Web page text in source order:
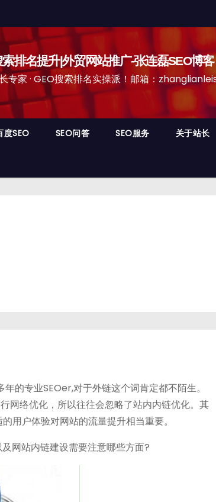
排名提升|外贸网站推广-张连磊SEO博客
专家 · GEO搜索排名实操派！邮箱：
度SEO SEO问答 SEO服务 关于站长
的专业SEOer,对于外链这个词肯定都不陌生。
网络优化，所以往往会忽略了站内内链优化。其
用户体验对网站的流量提升相当重要。
网站内链建设需要注意哪些方面?